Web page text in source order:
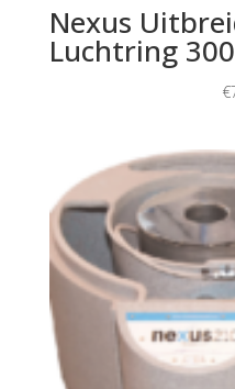
Nexus
Luchtring
€